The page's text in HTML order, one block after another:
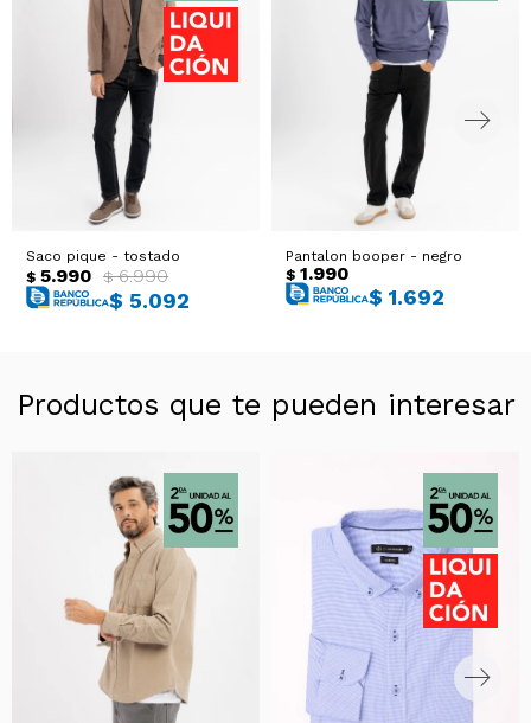
Saco pique - tostado
$ 5.990 $ 6.990
$ 5.092
Pantalon booper - negro
$ 1.990
$ 1.692
Productos que te pueden interesar